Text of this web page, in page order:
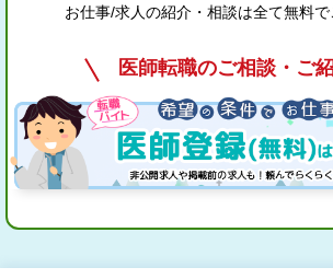
お仕事/求人の紹介・相談は全て無料で
医師転職のご相談・ご